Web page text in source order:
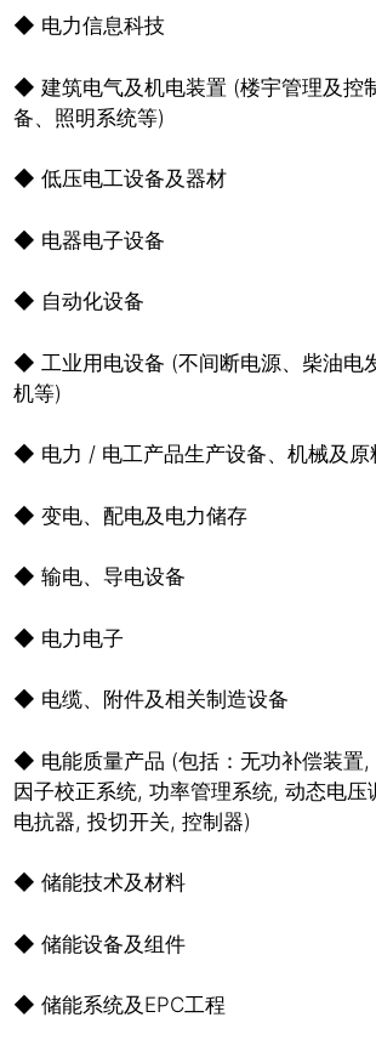
◆ 电力信息科技
◆ 建筑电气及机电装置 (楼宇管理及控
备、照明系统等)
◆ 低压电工设备及器材
◆ 电器电子设备
◆ 自动化设备
◆ 工业用电设备 (不间断电源、柴油电
机等)
◆ 电力 / 电工产品生产设备、机械及原
◆ 变电、配电及电力储存
◆ 输电、导电设备
◆ 电力电子
◆ 电缆、附件及相关制造设备
◆ 电能质量产品 (包括：无功补偿装置,
因子校正系统, 功率管理系统, 动态电压
电抗器, 投切开关, 控制器)
◆ 储能技术及材料
◆ 储能设备及组件
◆ 储能系统及EPC工程